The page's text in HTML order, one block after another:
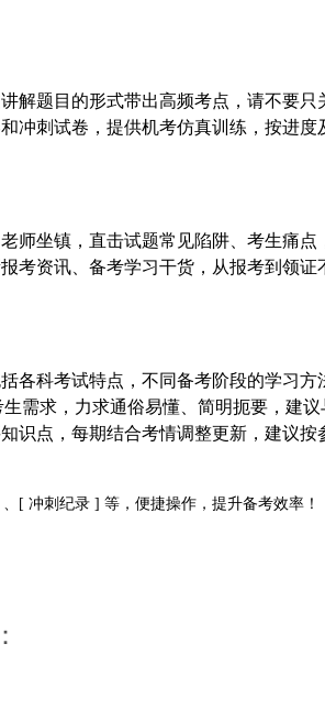
解题目的形式带出高频考点，请不要只
冲刺试卷， 提供机考仿真训练，按进度
师坐镇，直击试题常见陷阱、考生痛点
考资讯、备考学习干货，从报考到领证
各科考试特点，不同备考阶段的学习方
需求，力求通俗易懂、简明扼要，建议
识点，每期结合考情调整更新，建议按
[ 冲刺纪录 ] 等，便捷操作，提升备考效率！